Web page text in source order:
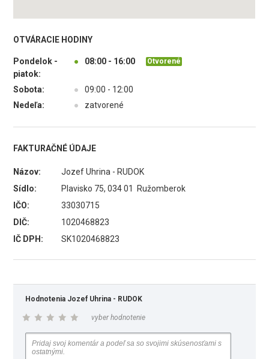
OTVÁRACIE HODINY
Pondelok -
piatok:
● 08:00 - 16:00 Otvorené
Sobota: ●
09:00 - 12:00
Nedeľa:
● zatvorené
FAKTURAČNÉ ÚDAJE
Názov:
Jozef Uhrina - RUDOK
Sídlo:
Plavisko 75, 034 01 Ružomberok
IČO:
33030715
DIČ:
1020468823
IČ DPH:
SK1020468823
Hodnotenia Jozef Uhrina - RUDOK
vyber hodnotenie